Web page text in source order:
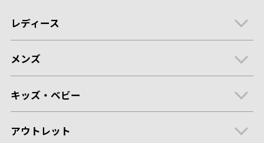
レディース
メンズ
キッズ・ベビー
アウトレット